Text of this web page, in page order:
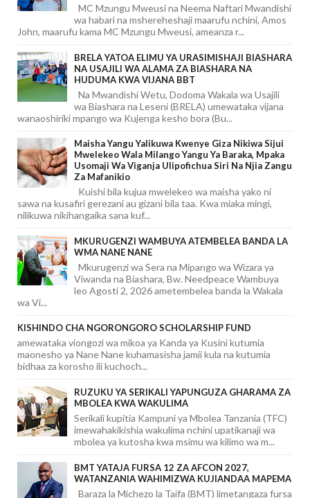
MC Mzungu Mweusi na Neema Naftari Mwandishi
wa habari na mshereheshaji maarufu nchini, Amos
John, maarufu kama MC Mzungu Mweusi, ameanza r...
BRELA YATOA ELIMU YA URASIMISHAJI BIASHARA
NA USAJILI WA ALAMA ZA BIASHARA NA
HUDUMA KWA VIJANA BBT
Na Mwandishi Wetu, Dodoma Wakala wa Usajili
wa Biashara na Leseni (BRELA) umewataka vijana
wanaoshiriki mpango wa Kujenga kesho bora (Bu...
Maisha Yangu Yalikuwa Kwenye Giza Nikiwa Sijui
Mwelekeo Wala Milango Yangu Ya Baraka, Mpaka
Usomaji Wa Viganja Ulipofichua Siri Na Njia Zangu
Za Mafanikio
Kuishi bila kujua mwelekeo wa maisha yako ni
sawa na kusafiri gerezani au gizani bila taa. Kwa miaka mingi,
nilikuwa nikihangaika sana kuf...
MKURUGENZI WAMBUYA ATEMBELEA BANDA LA
WMA NANE NANE
Mkurugenzi wa Sera na Mipango wa Wizara ya
Viwanda na Biashara, Bw. Needpeace Wambuya
leo Agosti 2, 2026 ametembelea banda la Wakala
wa Vi...
KISHINDO CHA NGORONGORO SCHOLARSHIP FUND
amewataka viongozi wa mikoa ya Kanda ya Kusini kutumia
maonesho ya Nane Nane kuhamasisha jamii kula na kutumia
bidhaa za korosho ili kuchoch...
RUZUKU YA SERIKALI YAPUNGUZA GHARAMA ZA
MBOLEA KWA WAKULIMA
Serikali kupitia Kampuni ya Mbolea Tanzania (TFC)
imewahakikishia wakulima nchini upatikanaji wa
mbolea ya kutosha kwa msimu wa kilimo wa m...
BMT YATAJA FURSA 12 ZA AFCON 2027,
WATANZANIA WAHIMIZWA KUJIANDAA MAPEMA
Baraza la Michezo la Taifa (BMT) limetangaza fursa